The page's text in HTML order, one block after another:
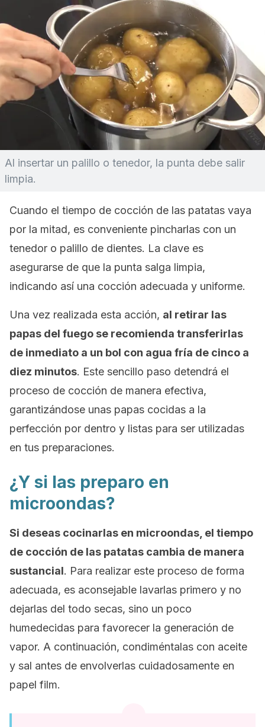
Al insertar un palillo o tenedor, la punta debe salir
limpia.
Cuando el tiempo de cocción de las patatas vaya
por la mitad, es conveniente pincharlas con un
tenedor o palillo de dientes. La clave es
asegurarse de que la punta salga limpia,
indicando así una cocción adecuada y uniforme.
Una vez realizada esta acción, al retirar las
papas del fuego se recomienda transferirlas
de inmediato a un bol con agua fría de cinco a
diez minutos. Este sencillo paso detendrá el
proceso de cocción de manera efectiva,
garantizándose unas papas cocidas a la
perfección por dentro y listas para ser utilizadas
en tus preparaciones.
¿Y si las preparo en
microondas?
Si deseas cocinarlas en microondas, el tiempo
de cocción de las patatas cambia de manera
sustancial. Para realizar este proceso de forma
adecuada, es aconsejable lavarlas primero y no
dejarlas del todo secas, sino un poco
humedecidas para favorecer la generación de
vapor. A continuación, condiméntalas con aceite
y sal antes de envolverlas cuidadosamente en
papel film.